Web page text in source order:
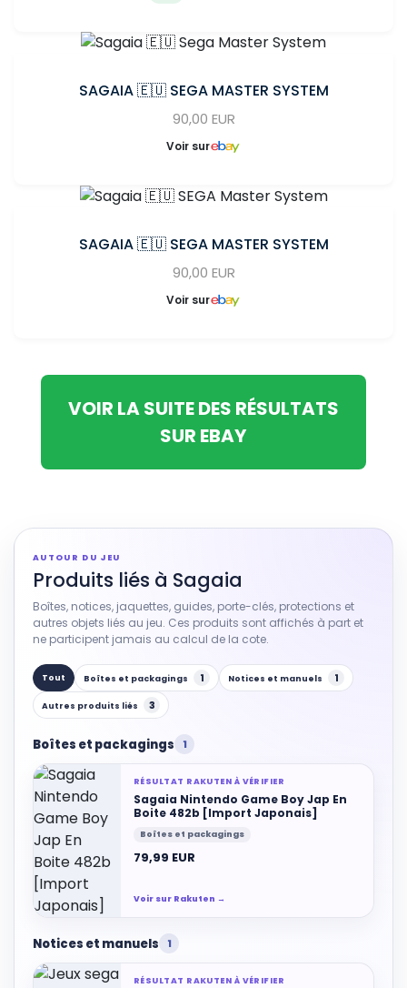
SAGAIA 🇪🇺 SEGA MASTER SYSTEM
90,00 EUR
Voir sur
SAGAIA 🇪🇺 SEGA MASTER SYSTEM
90,00 EUR
Voir sur
VOIR LA SUITE DES RÉSULTATS
SUR EBAY
AUTOUR DU JEU
Produits liés à Sagaia
Boîtes, notices, jaquettes, guides, porte-clés, protections et
autres objets liés au jeu. Ces produits sont affichés à part et
ne participent jamais au calcul de la cote.
Tout Boîtes et packagings 1 Notices et manuels 1
Autres produits liés 3
Boîtes et packagings 1
RÉSULTAT RAKUTEN À VÉRIFIER
Sagaia Nintendo Game Boy Jap En
Boite 482b [Import Japonais]
Boîtes et packagings
79,99 EUR
Voir sur Rakuten →
Notices et manuels 1
RÉSULTAT RAKUTEN À VÉRIFIER